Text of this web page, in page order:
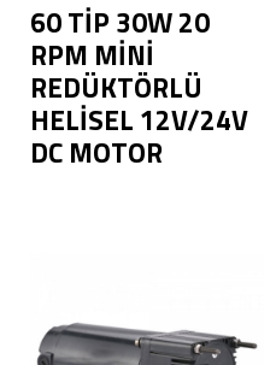
60 TİP 30W 20
RPM MİNİ
REDÜKTÖRLÜ
HELİSEL 12V/24V
DC MOTOR